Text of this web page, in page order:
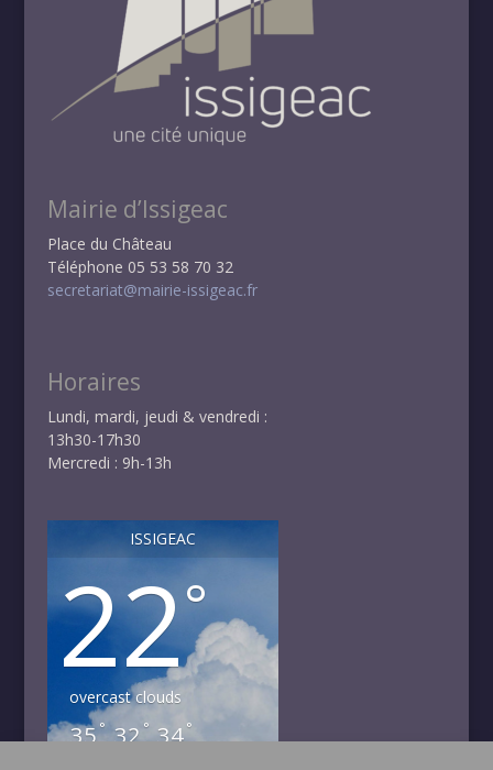
Mairie d’Issigeac
Place du Château
Téléphone 05 53 58 70 32
secretariat@mairie-issigeac.fr
Horaires
Lundi, mardi, jeudi & vendredi :
13h30-17h30
Mercredi : 9h-13h
ISSIGEAC
22°
overcast clouds
35° 32 ° 34°